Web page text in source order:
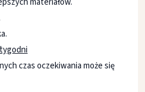
czas oczekiwania może się